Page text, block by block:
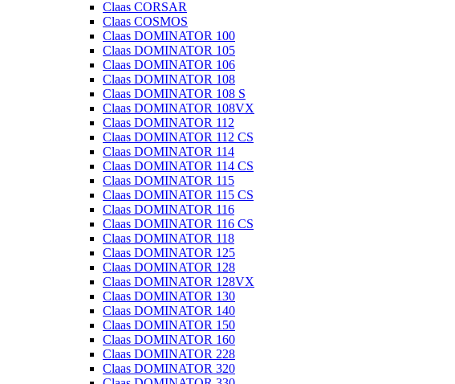
Claas CORSAR
Claas COSMOS
Claas DOMINATOR 100
Claas DOMINATOR 105
Claas DOMINATOR 106
Claas DOMINATOR 108
Claas DOMINATOR 108 S
Claas DOMINATOR 108VX
Claas DOMINATOR 112
Claas DOMINATOR 112 CS
Claas DOMINATOR 114
Claas DOMINATOR 114 CS
Claas DOMINATOR 115
Claas DOMINATOR 115 CS
Claas DOMINATOR 116
Claas DOMINATOR 116 CS
Claas DOMINATOR 118
Claas DOMINATOR 125
Claas DOMINATOR 128
Claas DOMINATOR 128VX
Claas DOMINATOR 130
Claas DOMINATOR 140
Claas DOMINATOR 150
Claas DOMINATOR 160
Claas DOMINATOR 228
Claas DOMINATOR 320